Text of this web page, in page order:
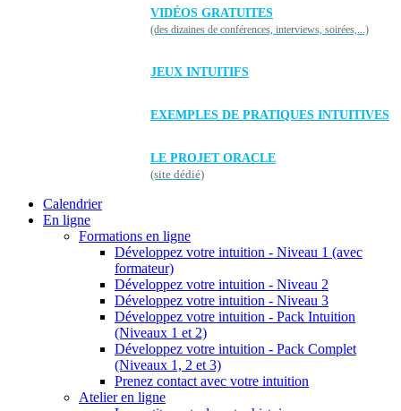
VIDÉOS GRATUITES
(des dizaines de conférences, interviews, soirées,...)
JEUX INTUITIFS
EXEMPLES DE PRATIQUES INTUITIVES
LE PROJET ORACLE
(site dédié)
Calendrier
En ligne
Formations en ligne
Développez votre intuition - Niveau 1 (avec
formateur)
Développez votre intuition - Niveau 2
Développez votre intuition - Niveau 3
Développez votre intuition - Pack Intuition
(Niveaux 1 et 2)
Développez votre intuition - Pack Complet
(Niveaux 1, 2 et 3)
Prenez contact avec votre intuition
Atelier en ligne